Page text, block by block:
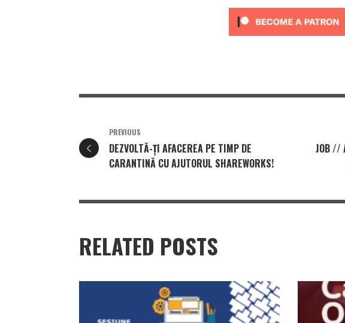
PREVIOUS
DEZVOLTĂ-ȚI AFACEREA PE TIMP DE
CARANTINĂ CU AJUTORUL SHAREWORKS!
JOB //
RELATED POSTS